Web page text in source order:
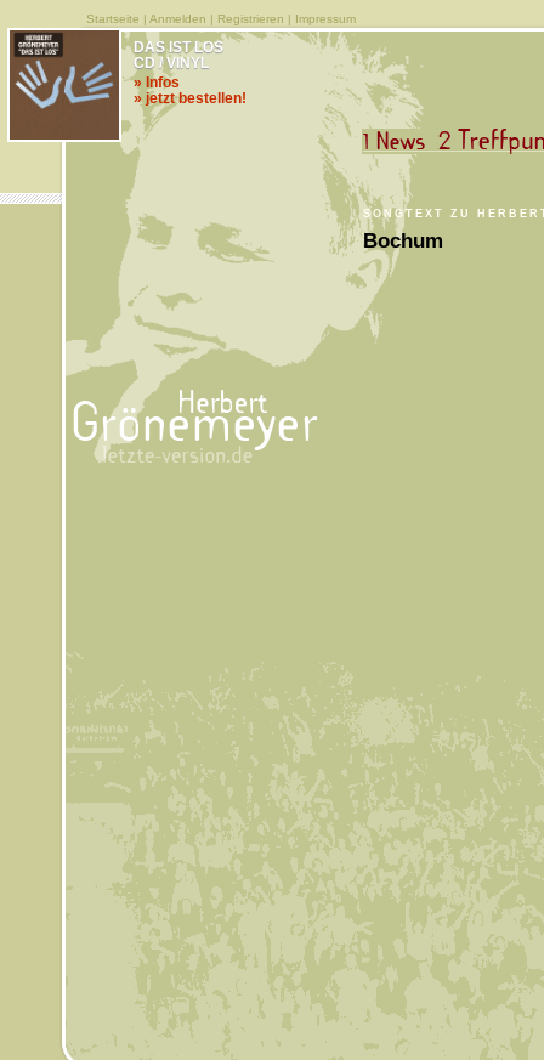
Startseite | Anmelden | Registrieren | Impressum
SONGTEXT ZU
Bochum
DAS IST LOS
CD / VINYL
» Infos
» jetzt bestellen!